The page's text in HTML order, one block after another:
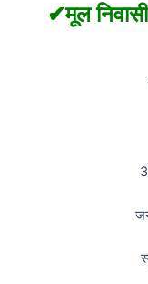
✔मूल